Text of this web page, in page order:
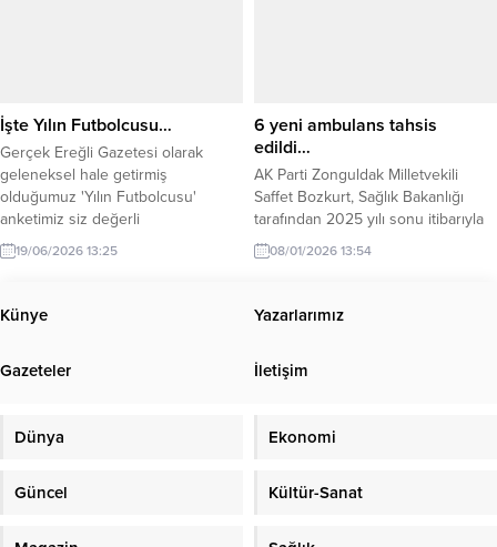
yalnızca haberin hızını değil,
sorumluluğunu ve...
olumsuzluğun yaşanmaması adına
alınan bu karara titizlikle...
İşte Yılın Futbolcusu…
Gerçek Ereğli Gazetesi olarak
geleneksel hale getirmiş
olduğumuz 'Yılın Futbolcusu'
anketimiz siz değerli
okuyucularımızın oyları ile
belirlendi.
19/06/2026 13:25
6 yeni ambulans tahsis
edildi…
AK Parti Zonguldak Milletvekili
Saffet Bozkurt, Sağlık Bakanlığı
tarafından 2025 yılı sonu itibarıyla
Zonguldak İl Sağlık Müdürlüğü’ne 6
yeni ambulans tahsis edildiğini
sağlık altyapısının güçlendirilmeye
hizmetlerine daha hızlı ulaşabilmesi
08/01/2026 13:54
Künye Yazarlarımız
Gazeteler İletişim
Dünya Ekonomi
Güncel Kültür-Sanat